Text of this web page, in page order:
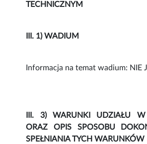
TECHNICZNYM
III. 1) WADIUM
Informacja na temat wadium: NIE
III. 3) WARUNKI UDZIAŁU W
ORAZ OPIS SPOSOBU
SPEŁNIANIA TYCH WARUNKÓW